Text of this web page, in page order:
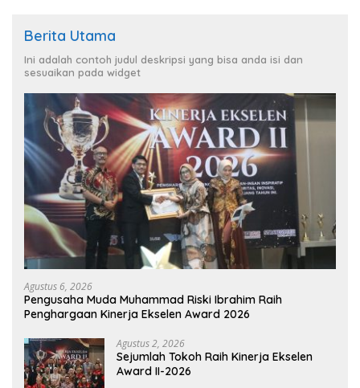
Berita Utama
Ini adalah contoh judul deskripsi yang bisa anda isi dan
sesuaikan pada widget
Agustus 6, 2026
Pengusaha Muda Muhammad Riski Ibrahim Raih
Penghargaan Kinerja Ekselen Award 2026
Agustus 2, 2026
Sejumlah Tokoh Raih Kinerja Ekselen
Award II-2026